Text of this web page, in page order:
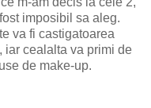
imposibil sa aleg.
va fi castigatoarea
iar cealalta va primi de
de make-up.